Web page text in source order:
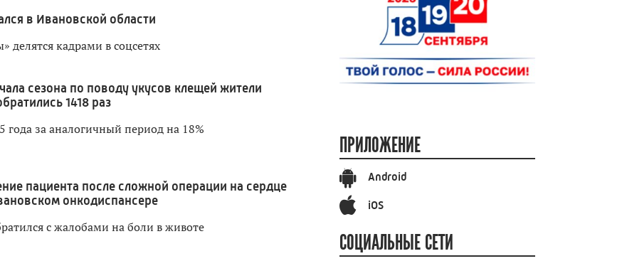
в Ивановской области
делятся кадрами в соцсетях
сезона по поводу укусов клещей жители
1418 раз
года за аналогичный период на 18%
пациента после сложной операции на сердце
онкодиспансере
с жалобами на боли в животе
ПРИЛОЖЕНИЕ
Android
iOS
СОЦИАЛЬНЫЕ СЕТИ